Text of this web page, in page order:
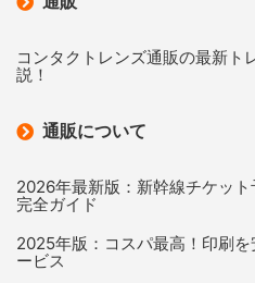
コンタクトレンズ通販の最新ト
説！
通販について
2026年最新版：新幹線チケッ
完全ガイド
2025年版：コスパ最高！印刷
ービス